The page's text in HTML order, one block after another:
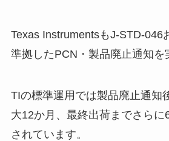
Texas InstrumentsもJ-STD-046
準拠したPCN・製品廃止通知を
TIの標準運用では製品廃止通知
大12か月、最終出荷までさらに
されています。